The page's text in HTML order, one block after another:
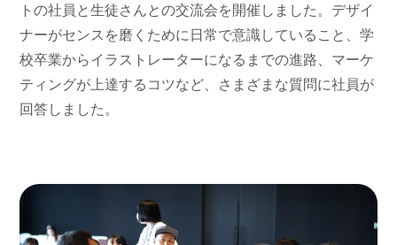
トの社員と生徒さんとの交流会を開催しました。デザイ
ナーがセンスを磨くために日常で意識していること、学
校卒業からイラストレーターになるまでの進路、マーケ
ティングが上達するコツなど、さまざまな質問に社員が
回答しました。